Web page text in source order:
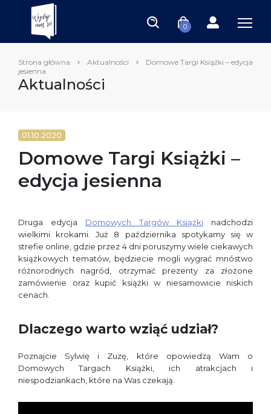
0
Strona główna Aktualności
Domowe Targi Książki – edycja
jesienna
Aktualności
01.10.2020
Domowe Targi Książki –
edycja jesienna
Druga edycja Domowych Targów Książki nadchodzi
wielkimi krokami. Już 8 października spotykamy się w
strefie online, gdzie przez 4 dni poruszymy wiele ciekawych
książkowych tematów, będziecie mogli wygrać mnóstwo
różnorodnych nagród, otrzymać prezenty za złożone
zamówienie oraz kupić książki w niesamowicie niskich
cenach.
Dlaczego warto wziąć udział?
Poznajcie Sylwię i Zuzę, które opowiedzą Wam o
Domowych Targach Książki, ich atrakcjach i
niespodziankach, które na Was czekają.